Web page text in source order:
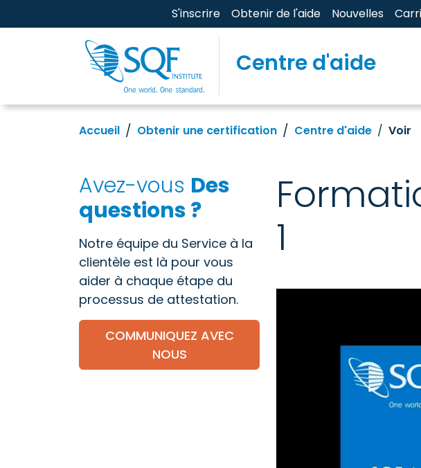
S'inscrire Obtenir de l'aide Nouvelles
Centre d'aide
Accueil Obtenir une certification Centre d'aide Voir
Avez-vous Des
questions ?
Notre équipe du Service à la
clientèle est là pour vous
aider à chaque étape du
processus de attestation.
COMMUNIQUEZ AVEC
NOUS
1